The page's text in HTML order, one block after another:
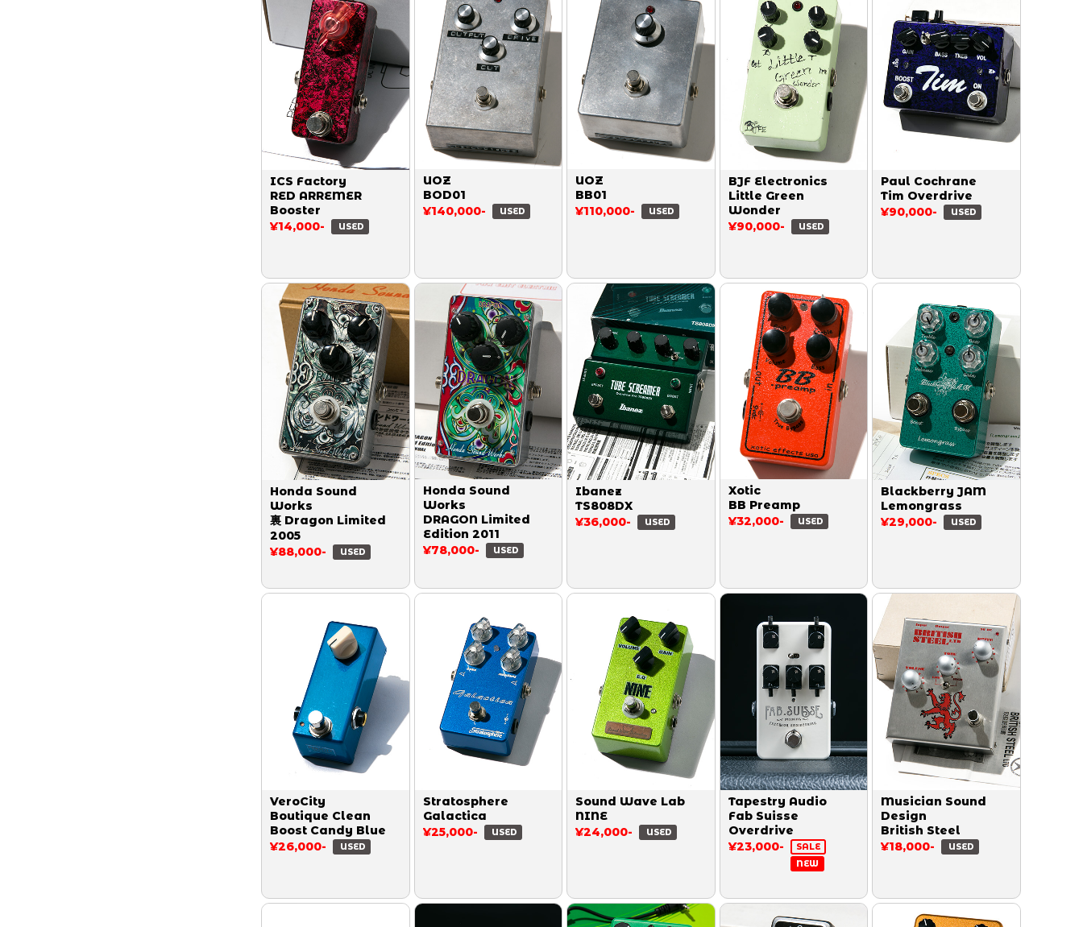
ICS Factory
RED ARREMER
Booster
¥14,000-
USED
UOZ
BOD01
¥140,000-
USED
UOZ
BB01
¥110,000-
USED
BJF Electronics
Little Green
Wonder
¥90,000-
USED
Paul Cochrane
Tim Overdrive
¥90,000-
USED
Honda Sound
Works
裏 Dragon Limited
2005
¥88,000-
USED
Honda Sound
Works
DRAGON Limited
Edition 2011
¥78,000-
USED
Ibanez
TS808DX
¥36,000-
USED
Xotic
BB Preamp
¥32,000-
USED
Blackberry JAM
Lemongrass
¥29,000-
USED
VeroCity
Boutique Clean
Boost Candy Blue
¥26,000-
USED
Stratosphere
Galactica
¥25,000-
USED
Sound Wave Lab
NINE
¥24,000-
USED
Tapestry Audio
Fab Suisse
Overdrive
¥23,000-
SALE
NEW
Musician Sound
Design
British Steel
¥18,000-
USED